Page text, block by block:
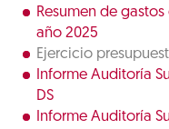
Resumen de
año 2025
Ejercicio
Informe Auditoría
DS
Informe Auditoría